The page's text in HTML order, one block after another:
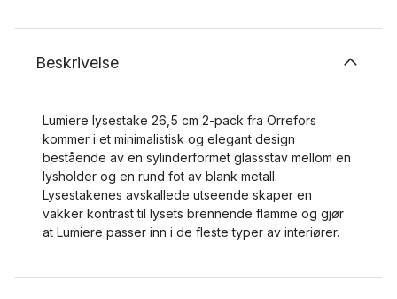
Beskrivelse
Lumiere lysestake 26,5 cm 2-pack fra Orrefors
kommer i et minimalistisk og elegant design
bestående av en sylinderformet glassstav mellom en
lysholder og en rund fot av blank metall.
Lysestakenes avskallede utseende skaper en
vakker kontrast til lysets brennende flamme og gjør
at Lumiere passer inn i de fleste typer av interiører.